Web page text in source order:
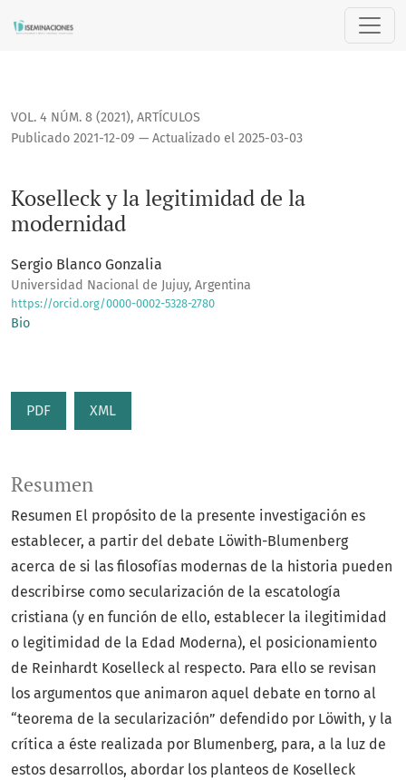
VOL. 4 NÚM. 8 (2021), ARTÍCULOS
Koselleck y la legitimidad de la
modernidad
Publicado 2021-12-09 — Actualizado el 2025-03-03
Sergio Blanco Gonzalia
Universidad Nacional de Jujuy, Argentina
https://orcid.org/0000-0002-5328-2780
Bio
PDF XML
Resumen
Resumen El propósito de la presente investigación es
establecer, a partir del debate Löwith-Blumenberg
acerca de si las filosofías modernas de la historia pueden
describirse como secularización de la escatología
cristiana (y en función de ello, establecer la ilegitimidad
o legitimidad de la Edad Moderna), el posicionamiento
de Reinhardt Koselleck al respecto. Para ello se revisan
los argumentos que animaron aquel debate en torno al
“teorema de la secularización” defendido por Löwith, y la
crítica a éste realizada por Blumenberg, para, a la luz de
estos desarrollos, abordar los planteos de Koselleck